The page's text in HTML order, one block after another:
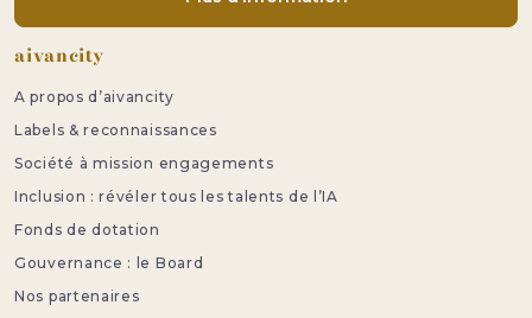
Pied de page
aivancity
A propos d’aivancity
Labels & reconnaissances
Société à mission engagements
Inclusion : révéler tous les talents de l’IA
Fonds de dotation
Gouvernance : le Board
Nos partenaires